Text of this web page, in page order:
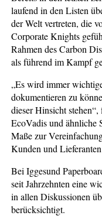
laufend in den Listen
der Welt vertreten, die
Corporate Knights
Rahmen des Carbon
als führend im Kampf
„Es wird immer
dokumentieren zu
dieser Hinsicht
EcoVadis und ähnliche
Maße zur
Kunden und
Bei Iggesund
seit Jahrzehnten eine
in allen Diskussionen
berücksichtigt.